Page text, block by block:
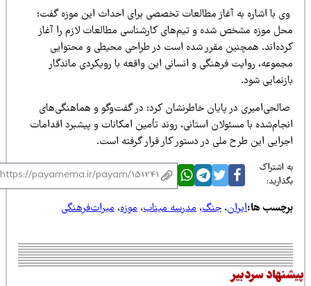
با اشاره به آغاز مطالعات تخصصی برای احداث این موزه گفت:
موزه مشخص شده و تیم‌های کارشناسی مطالعات لازم را آغاز
همچنین مقرر شده است در طراحی محیطی و محتوایی
روایت فرهنگی و انسانی این واقعه با رویکردی ماندگار
شود.
در پایان خاطرنشان کرد: در گفت‌وگو و هماهنگی‌های
با مسئولان استانی، روند تأمین امکانات و پیشبرد اقدامات
این طرح ملی در دستور کار قرار گرفته است.
اشتراک
ها:ایران،جنگ ،مدرسه میناب،موزه،میراث‌فرهنگی
سردبیر